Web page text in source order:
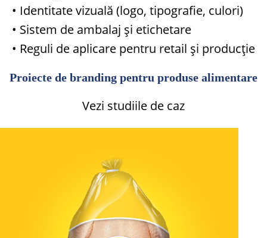
• Identitate vizuală (logo, tipografie, culori)
• Sistem de ambalaj și etichetare
• Reguli de aplicare pentru retail și producție
Proiecte de branding pentru produse alimentare
Vezi studiile de caz